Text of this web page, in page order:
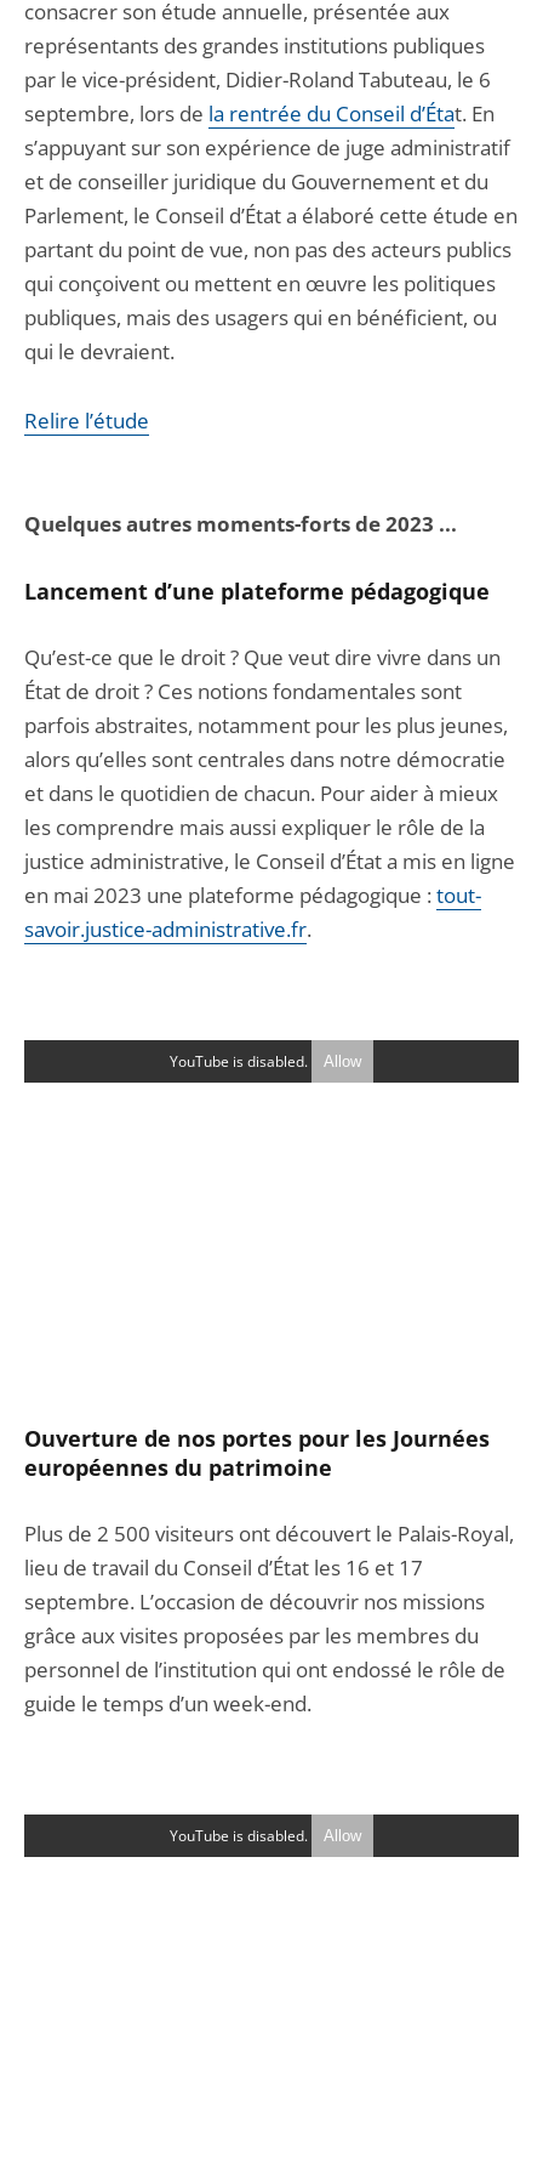
consacrer son étude annuelle, présentée aux
représentants des grandes institutions publiques
par le vice-président, Didier-Roland Tabuteau, le 6
septembre, lors de la rentrée du Conseil d’État. En
s’appuyant sur son expérience de juge administratif
et de conseiller juridique du Gouvernement et du
Parlement, le Conseil d’État a élaboré cette étude en
partant du point de vue, non pas des acteurs publics
qui conçoivent ou mettent en œuvre les politiques
publiques, mais des usagers qui en bénéficient, ou
qui le devraient.
Relire l’étude
Quelques autres moments-forts de 2023 ...
Lancement d’une plateforme pédagogique
Qu’est-ce que le droit ? Que veut dire vivre dans un
État de droit ? Ces notions fondamentales sont
parfois abstraites, notamment pour les plus jeunes,
alors qu’elles sont centrales dans notre démocratie
et dans le quotidien de chacun. Pour aider à mieux
les comprendre mais aussi expliquer le rôle de la
justice administrative, le Conseil d’État a mis en ligne
en mai 2023 une plateforme pédagogique : tout-
savoir.justice-administrative.fr.
YouTube is disabled. Allow
Ouverture de nos portes pour les Journées
européennes du patrimoine
Plus de 2 500 visiteurs ont découvert le Palais-Royal,
lieu de travail du Conseil d’État les 16 et 17
septembre. L’occasion de découvrir nos missions
grâce aux visites proposées par les membres du
personnel de l’institution qui ont endossé le rôle de
guide le temps d’un week-end.
YouTube is disabled. Allow